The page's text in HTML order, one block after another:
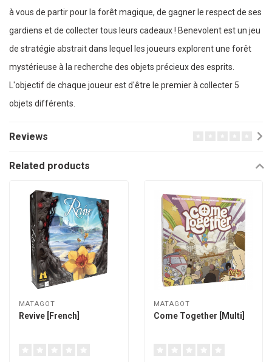
à vous de partir pour la forêt magique, de gagner le respect de ses
gardiens et de collecter tous leurs cadeaux ! Benevolent est un jeu
de stratégie abstrait dans lequel les joueurs explorent une forêt
mystérieuse à la recherche des objets précieux des esprits.
L'objectif de chaque joueur est d'être le premier à collecter 5
objets différents.
Reviews
Related products
MATAGOT
Revive [French]
MATAGOT
Come Together [Multi]